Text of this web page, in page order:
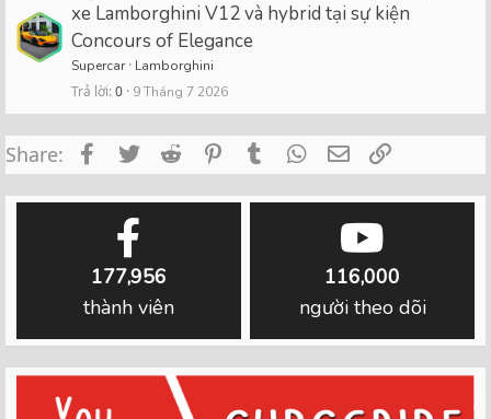
xe Lamborghini V12 và hybrid tại sự kiện
Concours of Elegance
Supercar Lamborghini
Trả lời 0 9 Tháng 7 2026
Share: FacebookTwitterReddit PinterestTumblrWhatsApp
Email
177,956
thành viên
116,000
người theo dõi